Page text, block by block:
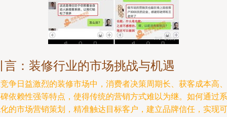
言：装修行业的市场挑战与机遇
争日益激烈的装修市场中，消费者决策周期长、获客成本高、
依赖性强等特点，使得传统的营销方式难以为继。如何通过系
的市场营销策划，精准触达目标客户，建立品牌信任，实现可